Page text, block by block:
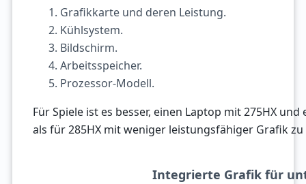
Grafikkarte und deren Leistung.
Kühlsystem.
Bildschirm.
Arbeitsspeicher.
Prozessor-Modell.
Für Spiele ist es besser, einen Laptop mit 275HX
als für 285HX mit weniger leistungsfähiger Grafik zu
Integrierte Grafik für